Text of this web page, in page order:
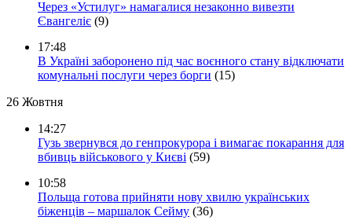
Через «Устилуг» намагалися незаконно вивезти
Євангеліє (9)
17:48
В Україні заборонено під час воєнного стану відключати
комунальні послуги через борги (15)
26 Жовтня
14:27
Гузь звернувся до генпрокурора і вимагає покарання для
вбивць військового у Києві (59)
10:58
Польща готова прийняти нову хвилю українських
біженців – маршалок Сейму (36)